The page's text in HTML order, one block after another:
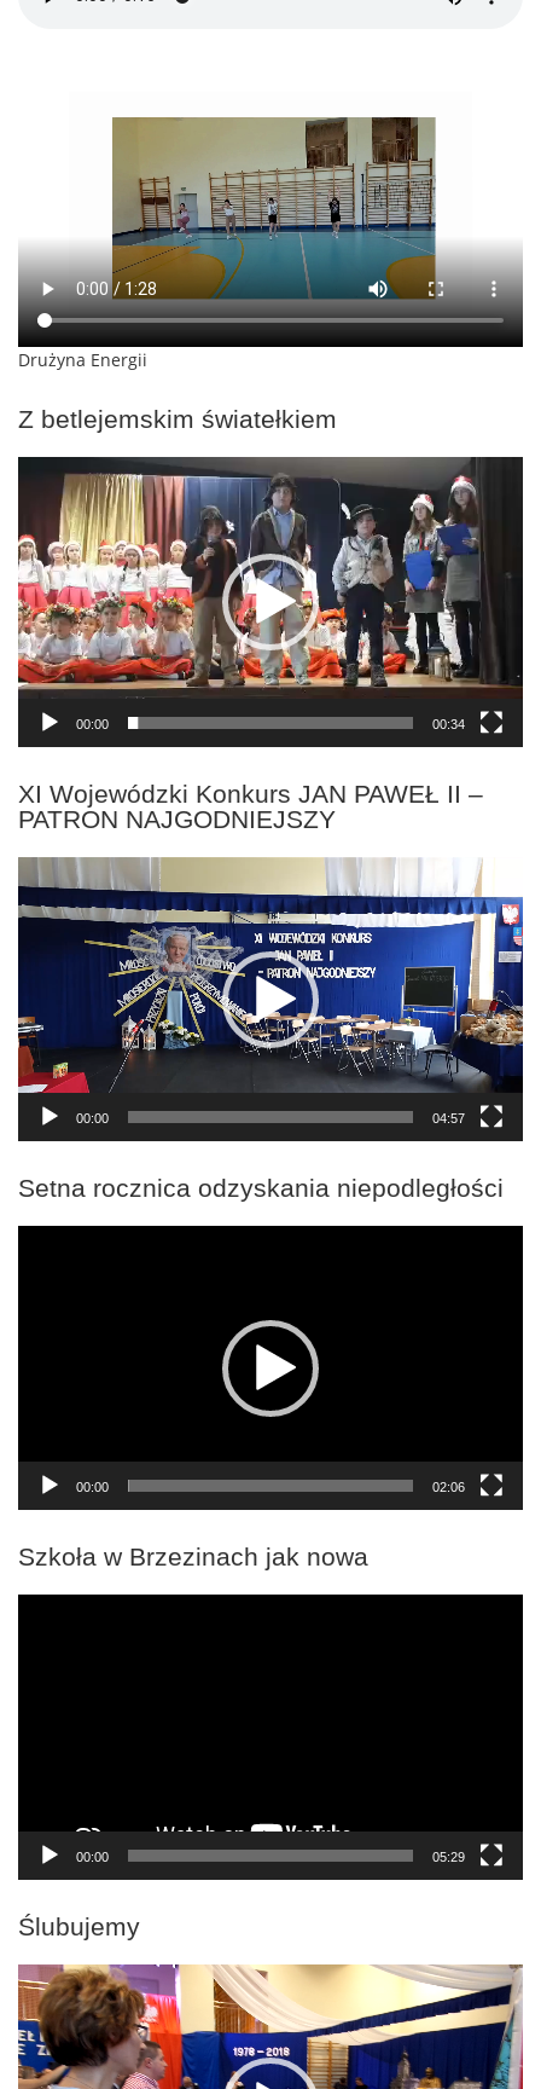
Drużyna Energii
Z betlejemskim światełkiem
Odtwarzacz
00:00 00:34
XI Wojewódzki Konkurs JAN PAWEŁ II –
PATRON NAJGODNIEJSZY
Odtwarzacz
video
00:00 04:57
Setna rocznica odzyskania niepodległości
00:00 02:06
Szkoła w Brzezinach jak nowa
00:00 05:29
Ślubujemy
Odtwarzacz
video